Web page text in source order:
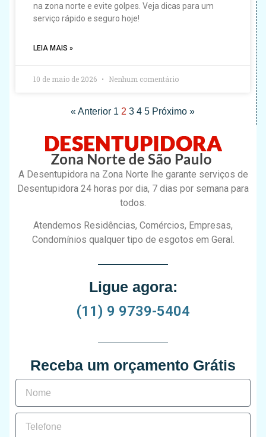
na zona norte e evite golpes. Veja dicas para um
serviço rápido e seguro hoje!
LEIA MAIS »
10 de maio de 2026 Nenhum comentário
« Anterior 1 2 3 4 5 Próximo »
A Desentupidora na Zona Norte lhe garante serviços de
Desentupidora 24 horas por dia, 7 dias por semana para
todos.
Atendemos Residências, Comércios, Empresas,
Condomínios qualquer tipo de esgotos em Geral.
Ligue agora:
(11) 9 9739-5404
Receba um orçamento Grátis